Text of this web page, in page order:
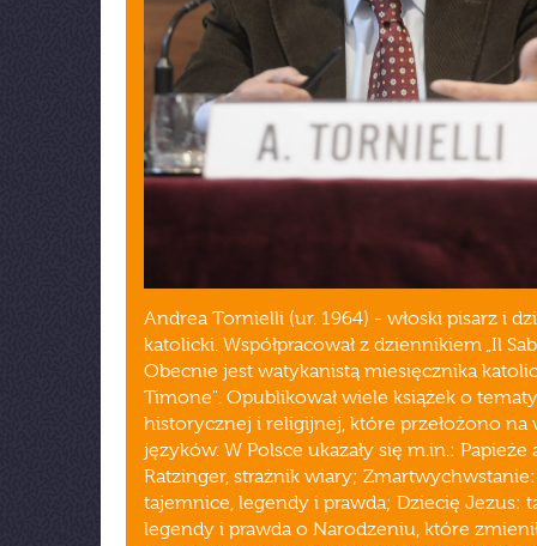
Andrea Tornielli (ur. 1964) - włoski pisarz i
katolicki. Współpracował z dziennikiem „Il
Obecnie jest watykanistą miesięcznika
Timone". Opublikował wiele książek o
historycznej i religijnej, które przełożono na
języków. W Polsce ukazały się m.in.: Papieże
Ratzinger, strażnik wiary; Zmartwychwstanie:
tajemnice, legendy i prawda; Dziecię Jezus:
legendy i prawda o Narodzeniu, które